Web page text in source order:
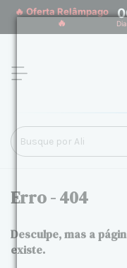
🔥 Oferta Relâmpago
🔥
Erro - 404
Desculpe, mas a
existe.